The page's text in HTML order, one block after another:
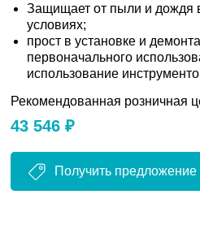
Защищает от пыли и дождя
условиях;
прост в установке и
первоначального
использование
Рекомендованная розничная
43 546 ₽
Получить предложение